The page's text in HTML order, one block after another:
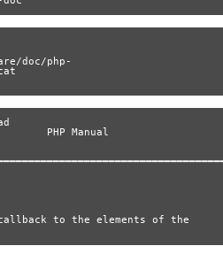
to the elements of the